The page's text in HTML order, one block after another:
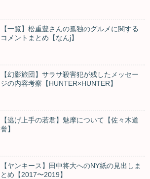
【一覧】松重豊さんの孤独のグルメに関する
コメントまとめ【なんj】
【幻影旅団】サラサ殺害犯が残したメッセー
ジの内容考察【HUNTER×HUNTER】
【逃げ上手の若君】魅摩について【佐々木道
誉】
【ヤンキース】田中将大へのNY紙の見出しま
とめ【2017〜2019】